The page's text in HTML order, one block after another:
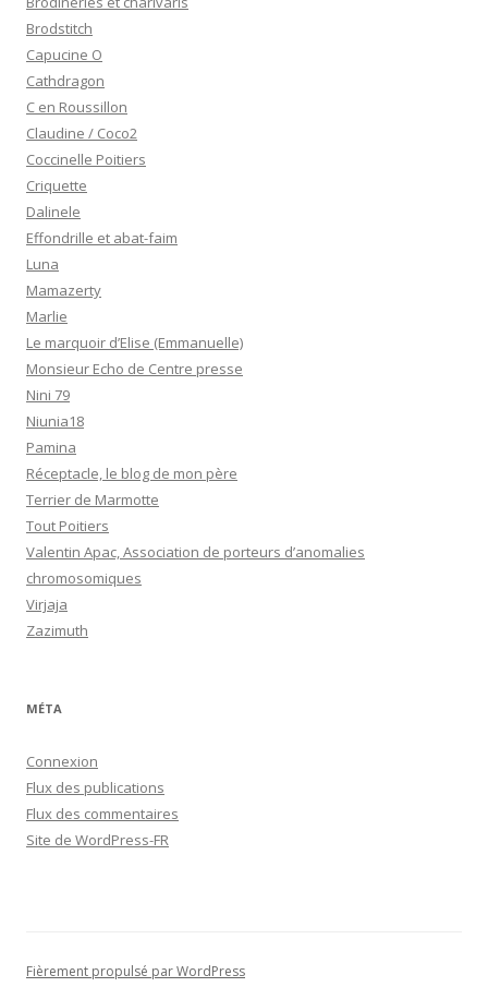
Brodstitch
Capucine O
Cathdragon
C en Roussillon
Claudine / Coco2
Coccinelle Poitiers
Criquette
Dalinele
Effondrille et abat-faim
Luna
Mamazerty
Marlie
Le marquoir d’Elise (Emmanuelle)
Monsieur Echo de Centre presse
Nini 79
Niunia18
Pamina
Réceptacle, le blog de mon père
Terrier de Marmotte
Tout Poitiers
Valentin Apac, Association de porteurs d’anomalies
chromosomiques
Virjaja
Zazimuth
MÉTA
Connexion
Flux des publications
Flux des commentaires
Site de WordPress-FR
Fièrement propulsé par WordPress